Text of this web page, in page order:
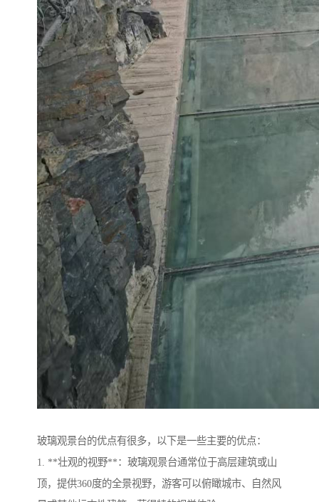
玻璃观景台的优点有很多，以下是一些主要的优点：
1. **壮观的视野**：玻璃观景台通常位于高层建筑或山
顶，提供360度的全景视野，游客可以俯瞰城市、自然风